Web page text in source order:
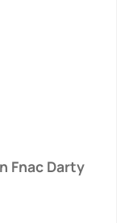
Fnac Darty